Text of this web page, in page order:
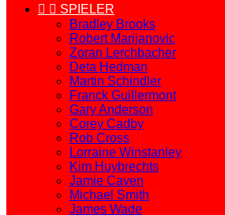
  SPIELER
Bradley Brooks
Robert Marijanovic
Zoran Lerchbacher
Deta Hedman
Martin Schindler
Franck Guillermont
Gary Anderson
Corey Cadby
Rob Cross
Lorraine Winstanley
Kim Huybrechts
Jamie Caven
Michael Smith
James Wade